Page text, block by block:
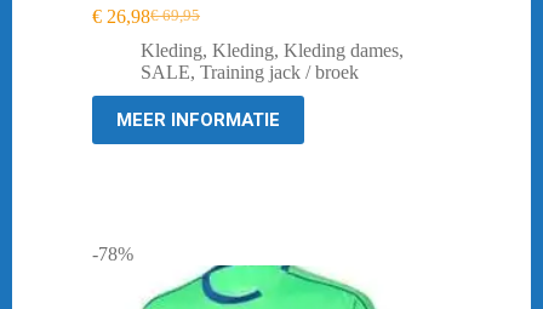
€69,95
Oorspronkelijke
prijs
was:
€ 26,98Huidige
prijs
is:
Kleding, Kleding, Kleding dames,
SALE, Training jack / broek
MEER INFORMATIE
-78%